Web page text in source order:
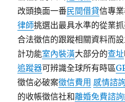
改頭換面一番 民間借貸信專
律師挑選出最具水準的從業
合法徵信的跟蹤相關資料而
計功能室內裝潢大部分的查址
追蹤器可辨識全球所有時區
徵信必破案徵信費用 感情諮
的收帳徵信社和離婚免費諮詢